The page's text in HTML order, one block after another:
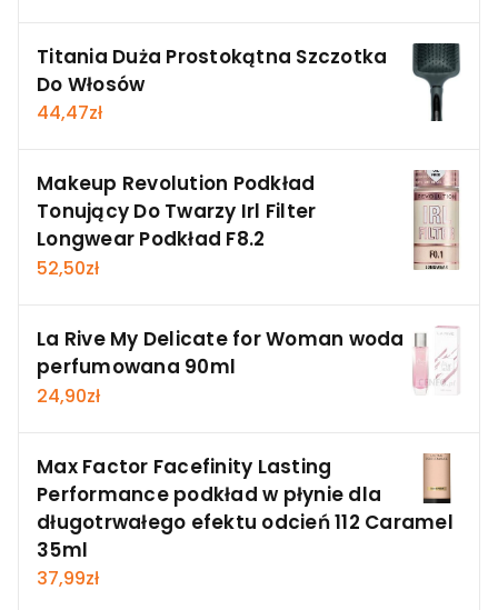
Titania Duża Prostokątna Szczotka
Do Włosów
44,47zł
Makeup Revolution Podkład
Tonujący Do Twarzy Irl Filter
Longwear Podkład F8.2
52,50zł
La Rive My Delicate for Woman woda
perfumowana 90ml
24,90zł
Max Factor Facefinity Lasting
Performance podkład w płynie dla
długotrwałego efektu odcień 112 Caramel
35ml
37,99zł